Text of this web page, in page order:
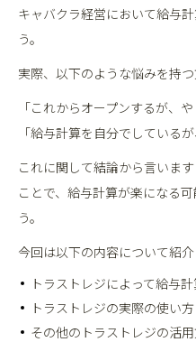
キャバクラ経営において給与
う。
実際、以下のような悩みを持
「これからオープンするが、
「給与計算を自分でしている
これに関して結論から言いま
ことで、給与計算が楽になる
う。
今回は以下の内容について紹介
トラストレジによって給与
トラストレジの実際の使い方
その他のトラストレジの活